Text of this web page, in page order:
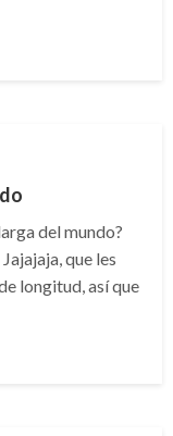
del mundo?
que les
longitud, así que